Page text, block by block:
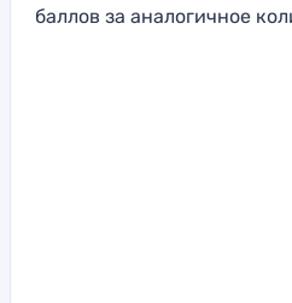
баллов за аналогичное